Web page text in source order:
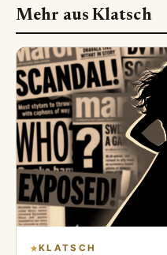
Mehr aus Klatsch
KLATSCH